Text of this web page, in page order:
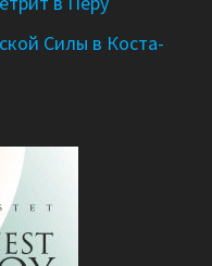
Силы в Коста-